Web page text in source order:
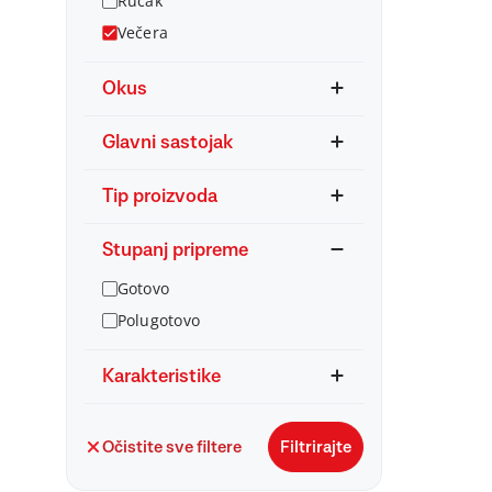
Večera
Okus
Glavni sastojak
Tip proizvoda
Stupanj pripreme
Gotovo
Polugotovo
Karakteristike
Očistite sve filtere Filtrirajte